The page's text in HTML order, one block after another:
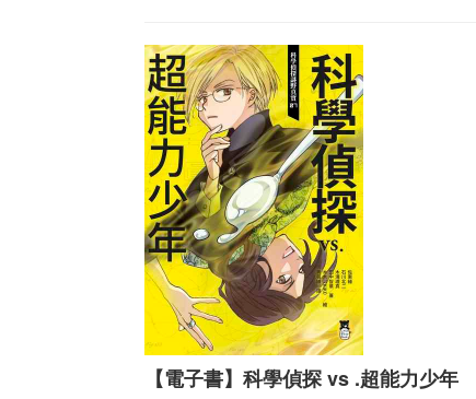
【電子書】科學偵探 vs .超能力少年